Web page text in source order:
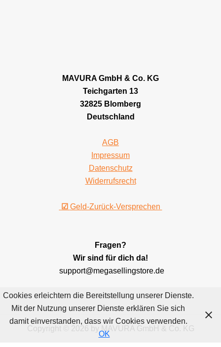
MAVURA GmbH & Co. KG
Teichgarten 13
32825 Blomberg
Deutschland
AGB
Impressum
Datenschutz
Widerrufsrecht
☑ Geld-Zurück-Versprechen
Fragen?
Wir sind für dich da!
support@megasellingstore.de
Copyright © 2026 by MAVURA GmbH & Co. KG
Cookies erleichtern die Bereitstellung unserer Dienste.
Mit der Nutzung unserer Dienste erklären Sie sich
damit einverstanden, dass wir Cookies verwenden.
OK